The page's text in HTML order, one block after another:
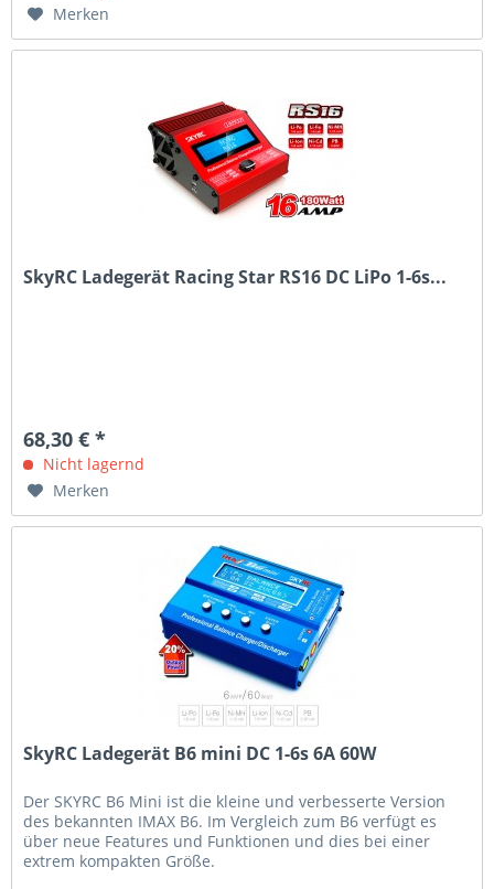
Merken
SkyRC Ladegerät Racing Star RS16 DC LiPo 1-6s...
68,30 € *
Nicht lagernd
Merken
SkyRC Ladegerät B6 mini DC 1-6s 6A 60W
Der SKYRC B6 Mini ist die kleine und verbesserte Version
des bekannten IMAX B6. Im Vergleich zum B6 verfügt es
über neue Features und Funktionen und dies bei einer
extrem kompakten Größe.